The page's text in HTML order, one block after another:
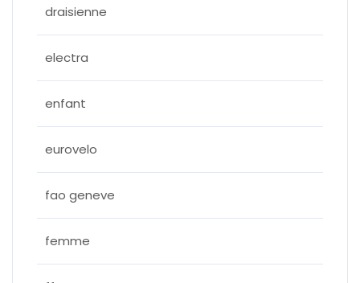
draisienne
electra
enfant
eurovelo
fao geneve
femme